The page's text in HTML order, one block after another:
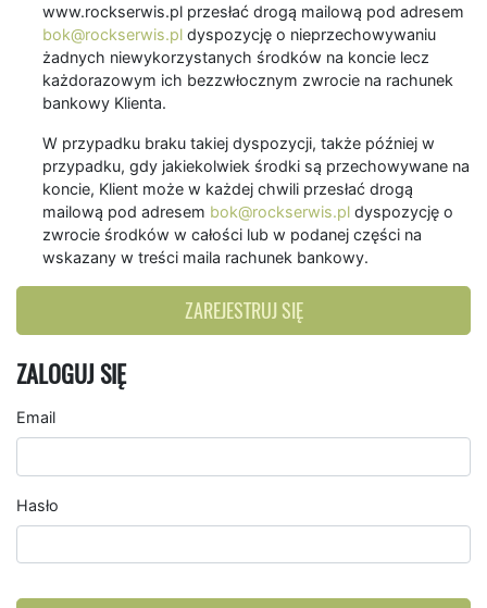
www.rockserwis.pl przesłać drogą mailową pod adresem
bok@rockserwis.pl dyspozycję o nieprzechowywaniu
żadnych niewykorzystanych środków na koncie lecz
każdorazowym ich bezzwłocznym zwrocie na rachunek
bankowy Klienta.
W przypadku braku takiej dyspozycji, także później w
przypadku, gdy jakiekolwiek środki są przechowywane na
koncie, Klient może w każdej chwili przesłać drogą
mailową pod adresem bok@rockserwis.pl dyspozycję o
zwrocie środków w całości lub w podanej części na
wskazany w treści maila rachunek bankowy.
ZAREJESTRUJ SIĘ
ZALOGUJ SIĘ
Email
Hasło